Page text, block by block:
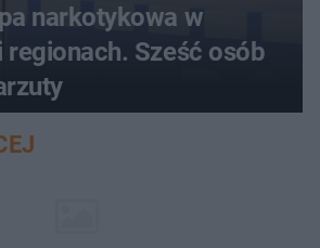
narkotykowa w
regionach. Sześć osób